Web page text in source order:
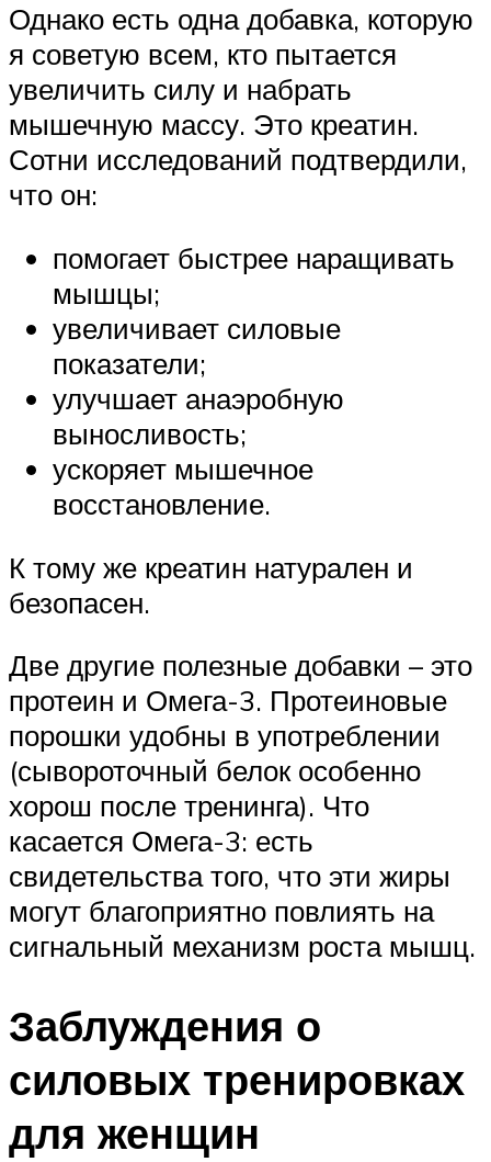
Однако есть одна добавка, которую
я советую всем, кто пытается
увеличить силу и набрать
мышечную массу. Это креатин.
Сотни исследований подтвердили,
что он:
помогает быстрее наращивать
мышцы;
увеличивает силовые
показатели;
улучшает анаэробную
выносливость;
ускоряет мышечное
восстановление.
К тому же креатин натурален и
безопасен.
Две другие полезные добавки – это
протеин и Омега-3. Протеиновые
порошки удобны в употреблении
(сывороточный белок особенно
хорош после тренинга). Что
касается Омега-3: есть
свидетельства того, что эти жиры
могут благоприятно повлиять на
сигнальный механизм роста мышц.
Заблуждения о
силовых тренировках
для женщин